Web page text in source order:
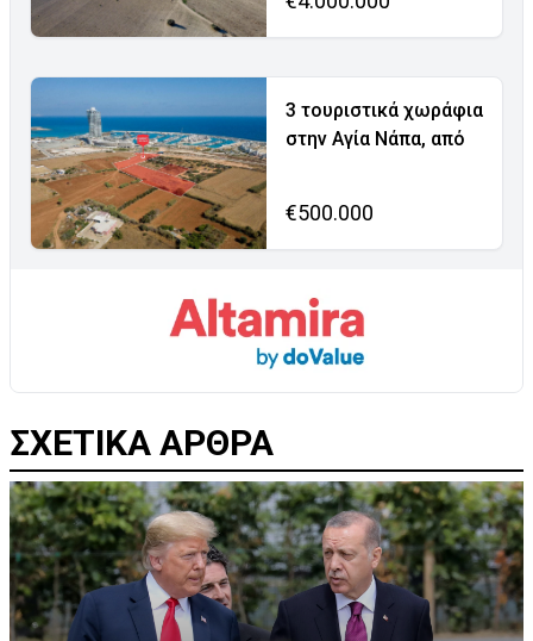
3 τουριστικά χωράφια
στην Αγία Νάπα, από
€500.000
ΣΧΕΤΙΚΑ ΑΡΘΡΑ